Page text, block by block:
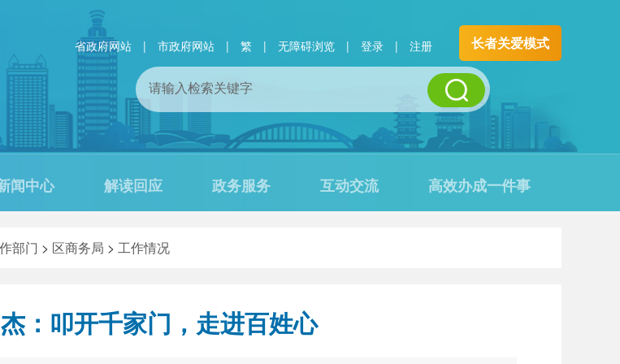
省政府网站 | 市政府网站 | 繁 | 无障碍浏览 | 登录 | 注册 长者关爱模式
闻中心 解读回应 政务服务 互动交流 高效办成一件事
部门 > 区商务局 > 工作情况
：叩开千家门，走进百姓心